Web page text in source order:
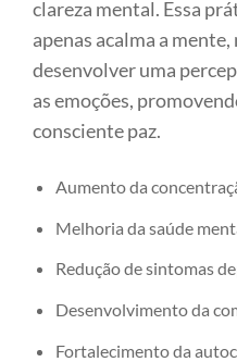
clareza mental. Essa
apenas acalma a
desenvolver uma
as emoções,
consciente paz.
Aumento da
Melhoria da saúde
Redução de sintomas
Desenvolvimento da
Fortalecimento da